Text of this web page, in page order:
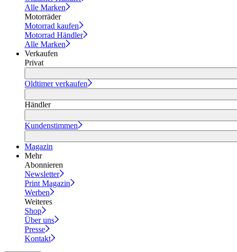
Alle Marken
Motorräder
Motorrad kaufen
Motorrad Händler
Alle Marken
Verkaufen
Privat
Oldtimer verkaufen
Händler
Kundenstimmen
Magazin
Mehr
Abonnieren
Newsletter
Print Magazin
Werben
Weiteres
Shop
Über uns
Presse
Kontakt